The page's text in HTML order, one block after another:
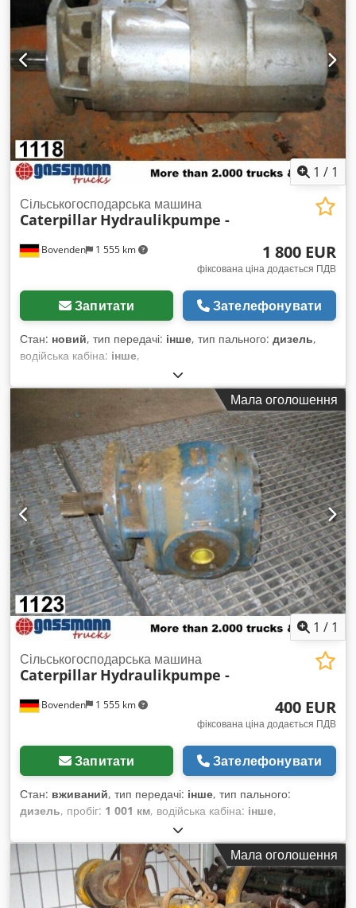
1 / 1
Bovenden 1 555 km
Сільськогосподарська машина
Caterpillar Hydraulikpumpe -
1 800 EUR
фіксована ціна додається ПДВ
Запитати Зателефонувати
Стан: новий, тип передачі: інше, тип пального: дизель,
водійська кабіна: інше,
Мала оголошення
1 / 1
Bovenden 1 555 km
Сільськогосподарська машина
Caterpillar Hydraulikpumpe -
400 EUR
фіксована ціна додається ПДВ
Запитати Зателефонувати
Стан: вживаний, тип передачі: інше, тип пального:
дизель, пробіг: 1 001 км, водійська кабіна: інше,
Мала оголошення